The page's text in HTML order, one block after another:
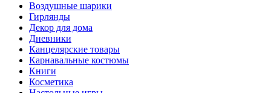
Воздушные шарики
Гирлянды
Декор для дома
Дневники
Канцелярские товары
Карнавальные костюмы
Книги
Косметика